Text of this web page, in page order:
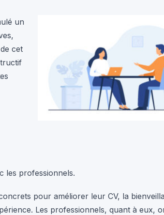
un
cet
les professionnels.
pour améliorer leur CV, la
Les professionnels, quant à eux,